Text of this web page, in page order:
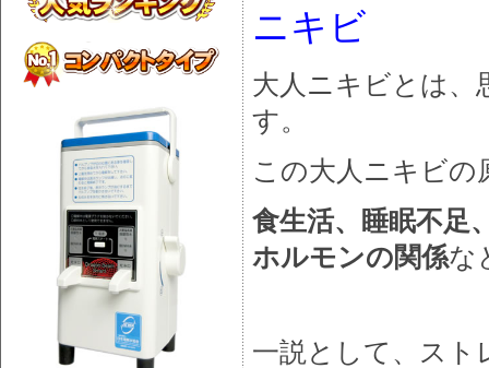
ニキビ
大人ニキビとは、
す。
この大人ニキビ
食生活、睡眠不足
ホルモンの関係な
一説として、スト